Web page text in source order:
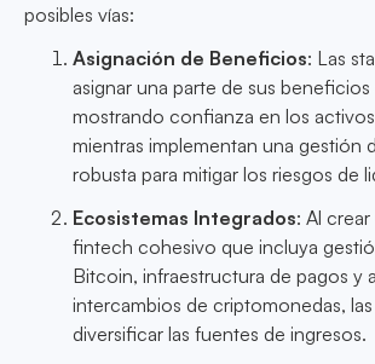
posibles vías:
Asignación de Beneficios: Las
asignar una parte de sus
mostrando confianza en los
mientras implementan una gestión
robusta para mitigar los riesgos de
Ecosistemas Integrados: Al
fintech cohesivo que incluya
Bitcoin, infraestructura de pagos y
intercambios de criptomonedas,
diversificar las fuentes de ingresos.